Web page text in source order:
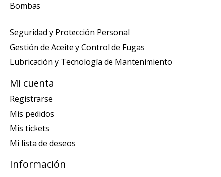
Bombas
Seguridad y Protección Personal
Gestión de Aceite y Control de Fugas
Lubricación y Tecnología de Mantenimiento
Mi cuenta
Registrarse
Mis pedidos
Mis tickets
Mi lista de deseos
Información